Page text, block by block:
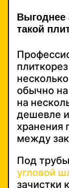
Выгоднее
такой
обычно на
на
дешевле
хранения
между
Под
угловой
зачистки